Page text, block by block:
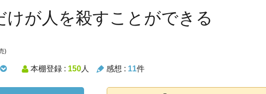
けが人を殺すことができる
)
本棚登録 : 150人 感想 : 11件